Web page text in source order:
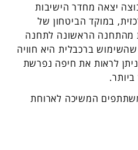
יצאה מחדר הישיבות
במוקד הביטחון של
מהתחנה הראשונה לתחנה
ברכבלית היא חוויה
לראות את חיפה נפרשת
המשיכה לארוחת